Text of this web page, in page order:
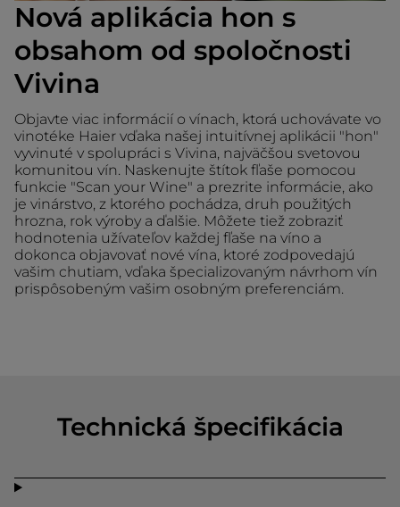
Nová aplikácia hon s
obsahom od spoločnosti
Vivina
Objavte viac informácií o vínach, ktorá uchovávate vo
vinotéke Haier vďaka našej intuitívnej aplikácii "hon"
vyvinuté v spolupráci s Vivina, najväčšou svetovou
komunitou vín. Naskenujte štítok fľaše pomocou
funkcie "Scan your Wine" a prezrite informácie, ako
je vinárstvo, z ktorého pochádza, druh použitých
hrozna, rok výroby a ďalšie. Môžete tiež zobraziť
hodnotenia užívateľov každej fľaše na víno a
dokonca objavovať nové vína, ktoré zodpovedajú
vašim chutiam, vďaka špecializovaným návrhom vín
prispôsobeným vašim osobným preferenciám.
Technická špecifikácia